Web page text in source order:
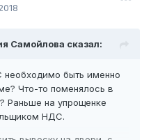
Самойлова сказал:
быть именно
Что-то поменялось в
Раньше на упрощенке
НДС.